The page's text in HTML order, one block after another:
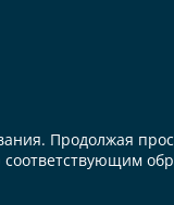
Продолжая